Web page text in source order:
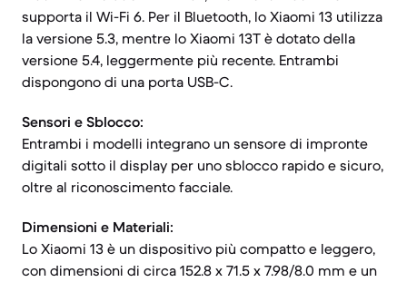
supporta il Wi-Fi 6. Per il Bluetooth, lo Xiaomi 13 utilizza
la versione 5.3, mentre lo Xiaomi 13T è dotato della
versione 5.4, leggermente più recente. Entrambi
dispongono di una porta USB-C.
Sensori e Sblocco:
Entrambi i modelli integrano un sensore di impronte
digitali sotto il display per uno sblocco rapido e sicuro,
oltre al riconoscimento facciale.
Dimensioni e Materiali:
Lo Xiaomi 13 è un dispositivo più compatto e leggero,
con dimensioni di circa 152.8 x 71.5 x 7.98/8.0 mm e un